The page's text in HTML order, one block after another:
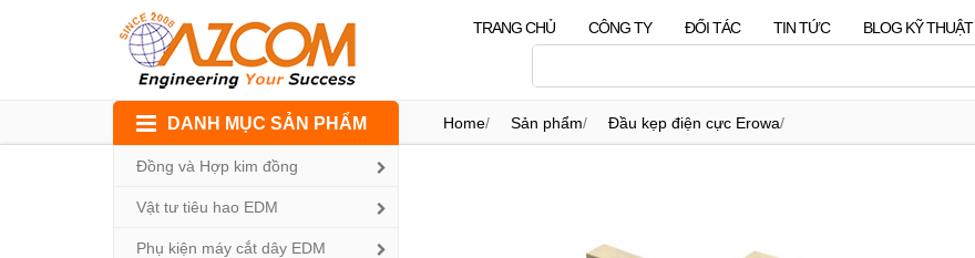
content
TRANG CHỦ CÔNG TY ĐỐI TÁC TIN TỨC BLOG KỸ THUẬT
Home/ Sản phẩm/ Đầu kẹp điện cực Erowa/
DANH MỤC SẢN PHẨM
Đồng và Hợp kim đồng
Vật tư tiêu hao EDM
Phụ kiện máy cắt dây EDM